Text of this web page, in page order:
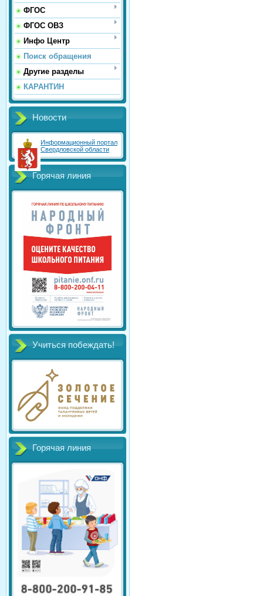
ФГОС
ФГОС ОВЗ
Инфо Центр
Поиск обращения
Другие разделы
КАРАНТИН
Новости
Информационный портал
Свердловской области
Горячая линия
Учиться побеждать!
Горячая линия